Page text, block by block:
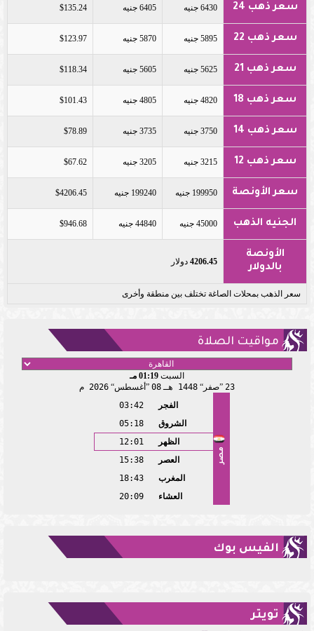
سعر ذهب 24 6430 جنيه 6405 جنيه $135.24
سعر ذهب 22 5895 جنيه 5870 جنيه $123.97
سعر ذهب 21 5625 جنيه 5605 جنيه $118.34
سعر ذهب 18 4820 جنيه 4805 جنيه $101.43
سعر ذهب 14 3750 جنيه 3735 جنيه $78.89
سعر ذهب 12 3215 جنيه 3205 جنيه $67.62
سعر الأونصة 199950 جنيه 199240 جنيه $4206.45
الجنيه الذهب 45000 جنيه 44840 جنيه $946.68
الأونصة
بالدولار
4206.45 دولار
سعر الذهب بمحلات الصاغة تختلف بين منطقة وأخرى
مواقيت الصلاة
السبت 01:19 مـ
23
صفر 1448 هـ 08 أغسطس 2026 م
مصر
الفجر
03:42
الشروق
05:18
الظهر
12:01
العصر
15:38
المغرب
18:43
العشاء
20:09
الفيس بوك
تويتر